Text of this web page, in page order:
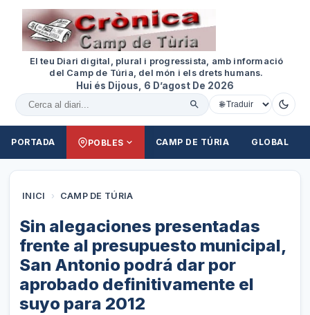
El teu Diari digital, plural i progressista, amb informació
del Camp de Túria, del món i els drets humans.
Hui és Dijous, 6 D’agost De 2026
Cercar al diari
PORTADA POBLES CAMP DE TÚRIA GLOBAL
INICI › CAMP DE TÚRIA
Sin alegaciones presentadas
frente al presupuesto municipal,
San Antonio podrá dar por
aprobado definitivamente el
suyo para 2012